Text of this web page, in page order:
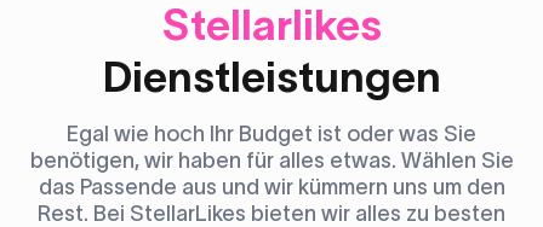
Stellarlikes
Dienstleistungen
Egal wie hoch Ihr Budget ist oder was Sie
benötigen, wir haben für alles etwas. Wählen Sie
das Passende aus und wir kümmern uns um den
Rest. Bei StellarLikes bieten wir alles zu besten